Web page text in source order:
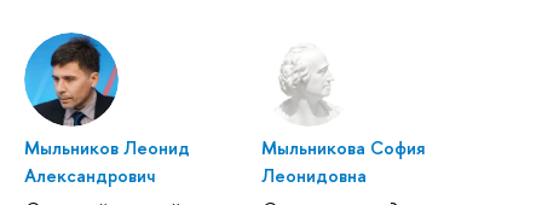
Мыльников Леонид
Александрович
Мыльникова София
Леонидовна